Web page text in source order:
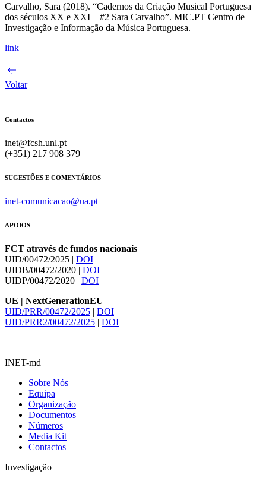
Carvalho, Sara (2018). “Cadernos da Criação Musical Portuguesa
dos séculos XX e XXI – #2 Sara Carvalho”. MIC.PT Centro de
Investigação e Informação da Música Portuguesa.
link
Voltar
Contactos
inet@fcsh.unl.pt
(+351) 217 908 379
SUGESTÕES E COMENTÁRIOS
inet-comunicacao@ua.pt
APOIOS
FCT através de fundos nacionais
UID/00472/2025 | DOI
UIDB/00472/2020 | DOI
UIDP/00472/2020 | DOI
UE | NextGenerationEU
UID/PRR/00472/2025 | DOI
UID/PRR2/00472/2025 | DOI
INET-md
Sobre Nós
Equipa
Organização
Documentos
Números
Media Kit
Contactos
Investigação